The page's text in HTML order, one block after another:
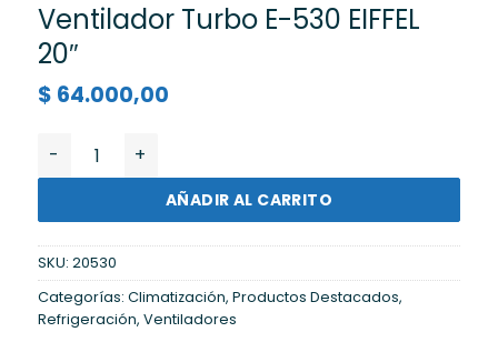
Ventilador Turbo E-530 EIFFEL
20″
$ 64.000,00
Ventilador Turbo E-530 EIFFEL 20" cantidad
AÑADIR AL CARRITO
SKU: 20530
Categorías: Climatización, Productos Destacados,
Refrigeración, Ventiladores